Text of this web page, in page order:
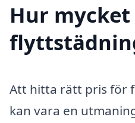
Hur
Att hitta rätt pris för
kan vara en